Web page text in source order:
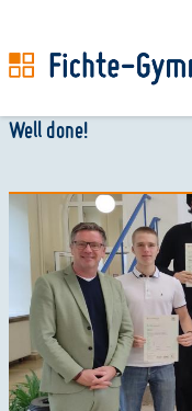
Direkt
Well done!